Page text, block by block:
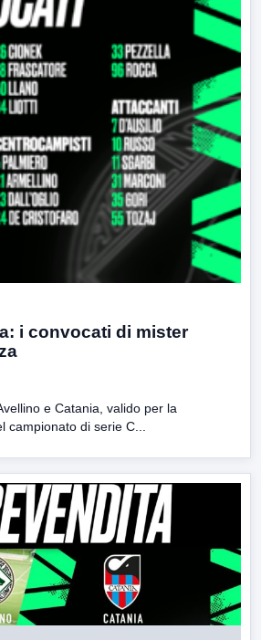
i convocati di mister
e Catania, valido per la
campionato di serie C...